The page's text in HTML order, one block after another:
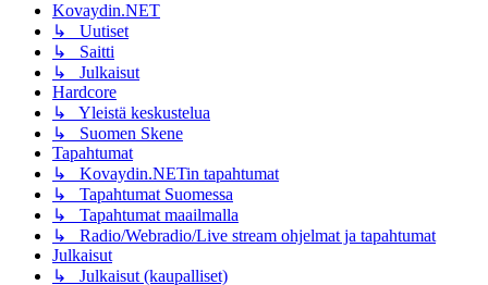
Kovaydin.NET
↳ Uutiset
↳ Saitti
↳ Julkaisut
Hardcore
↳ Yleistä keskustelua
↳ Suomen Skene
Tapahtumat
↳ Kovaydin.NETin tapahtumat
↳ Tapahtumat Suomessa
↳ Tapahtumat maailmalla
↳ Radio/Webradio/Live stream ohjelmat ja tapahtumat
Julkaisut
↳ Julkaisut (kaupalliset)